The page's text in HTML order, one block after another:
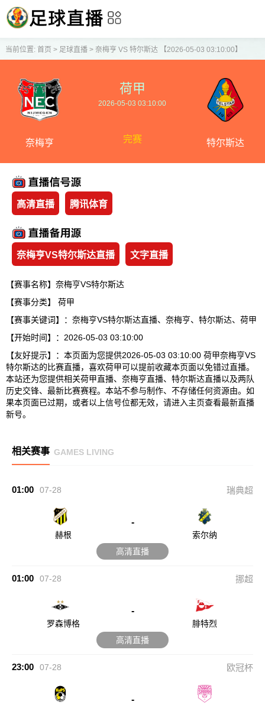
当前位置: 首页 > 足球直播> 奈梅亨 VS 特尔斯达 【2026-05-03 03:10:00】
奈梅亨
荷甲
2026-05-03 03:10:00
完赛 特尔斯达
高清直播 腾讯体育
奈梅亨VS特尔斯达直播 文字直播
【赛事名称】奈梅亨VS特尔斯达
【赛事分类】 荷甲
【赛事关键词】：奈梅亨VS特尔斯达直播、奈梅亨、特尔斯达、荷甲
【开始时间】：2026-05-03 03:10:00
【友好提示】：本页面为您提供2026-05-03 03:10:00 荷甲奈梅亨VS
特尔斯达的比赛直播，喜欢荷甲可以提前收藏本页面以免错过直播。
本站还为您提供相关荷甲直播、奈梅亨直播、特尔斯达直播以及两队
历史交锋、最新比赛赛程。本站不参与制作、不存储任何资源由。如
果本页面已过期，或者以上信号位都无效，请进入主页查看最新直播
新号。
相关赛事 GAMES LIVING
01:00 07-28 瑞典超
赫根
-
索尔纳
高清直播
01:00 07-28 挪超
罗森博格
-
腓特烈
高清直播
23:00 07-28 欧冠杯
-